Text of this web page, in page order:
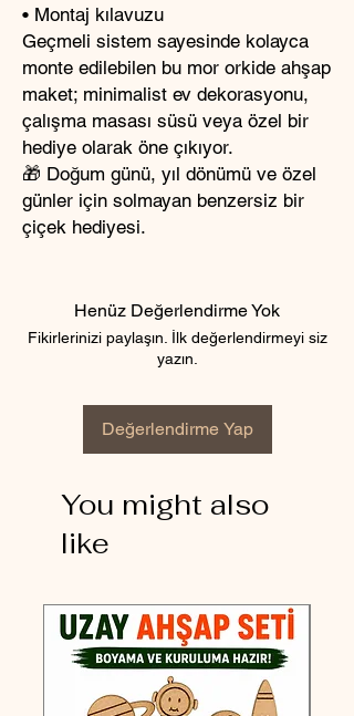
• Montaj kılavuzu
Geçmeli sistem sayesinde kolayca
monte edilebilen bu mor orkide ahşap
maket; minimalist ev dekorasyonu,
çalışma masası süsü veya özel bir
hediye olarak öne çıkıyor.
🎁 Doğum günü, yıl dönümü ve özel
günler için solmayan benzersiz bir
çiçek hediyesi.
Henüz Değerlendirme Yok
Fikirlerinizi paylaşın. İlk değerlendirmeyi siz
yazın.
Değerlendirme Yap
You might also
like